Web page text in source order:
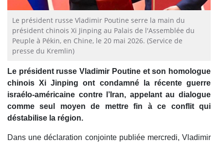
Le président russe Vladimir Poutine serre la main du
président chinois Xi Jinping au Palais de l'Assemblée du
Peuple à Pékin, en Chine, le 20 mai 2026. (Service de
presse du Kremlin)
Le président russe Vladimir Poutine et son homologue
chinois Xi Jinping ont condamné la récente guerre
israélo-américaine contre l’Iran, appelant au dialogue
comme seul moyen de mettre fin à ce conflit qui
déstabilise la région.
Dans une déclaration conjointe publiée mercredi, Vladimir